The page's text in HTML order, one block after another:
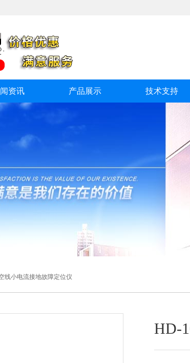
资讯 产品展示 技术支持
线小电流接地故障定位仪
HD-